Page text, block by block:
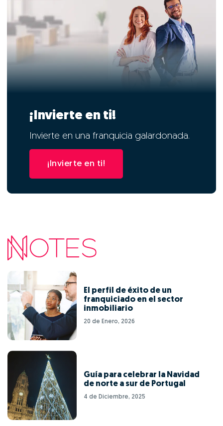
¡Invierte en ti!
Invierte en una franquicia galardonada.
¡Invierte en ti!
El perfil de éxito de un
franquiciado en el sector
inmobiliario
20 de Enero, 2026
Guía para celebrar la Navidad
de norte a sur de Portugal
4 de Diciembre, 2025